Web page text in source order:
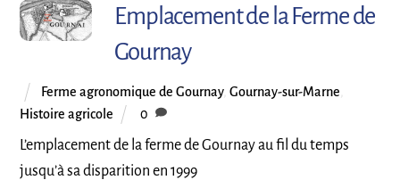
Emplacement de la Ferme de
Gournay
Ferme agronomique de Gournay,Gournay-sur-Marne
Histoire agricole
0
L’emplacement de la ferme de Gournay au fil du temps
jusqu’à sa disparition en 1999